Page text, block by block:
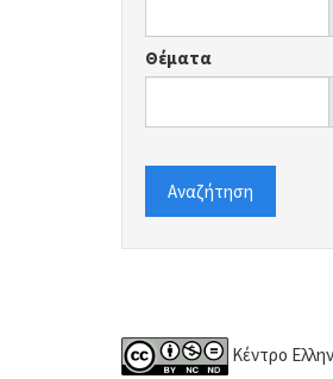
Θέματα
Αναζήτηση
Κέντρο